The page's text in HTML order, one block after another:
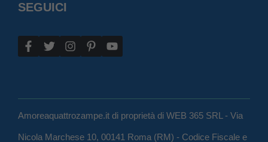
SEGUICI
Amoreaquattrozampe.it di proprietà di WEB 365 SRL - Via
Nicola Marchese 10, 00141 Roma (RM) - Codice Fiscale e